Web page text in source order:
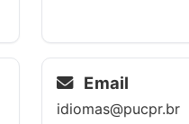
Email
idiomas@pucpr.br